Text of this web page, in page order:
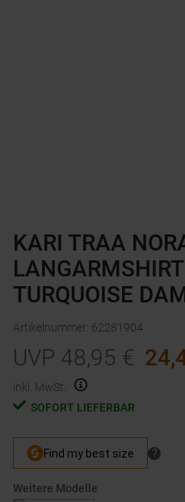
KARI TRAA
TURQUOISE
Artikelnummer: 62281904
UVP 48,95 €
inkl. MwSt.
SOFORT LIEFERBAR
Weitere Modelle